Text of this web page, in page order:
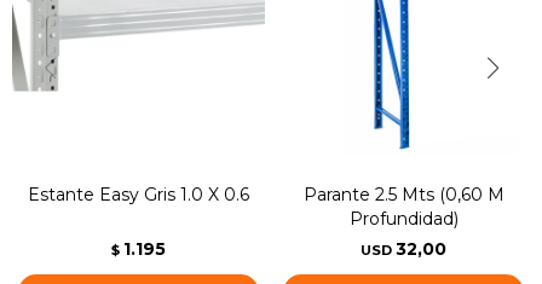
Estante Easy Gris 1.0 X 0.6
$ 1.195
Parante 2.5 Mts (0,60 M
Profundidad)
USD 32,00